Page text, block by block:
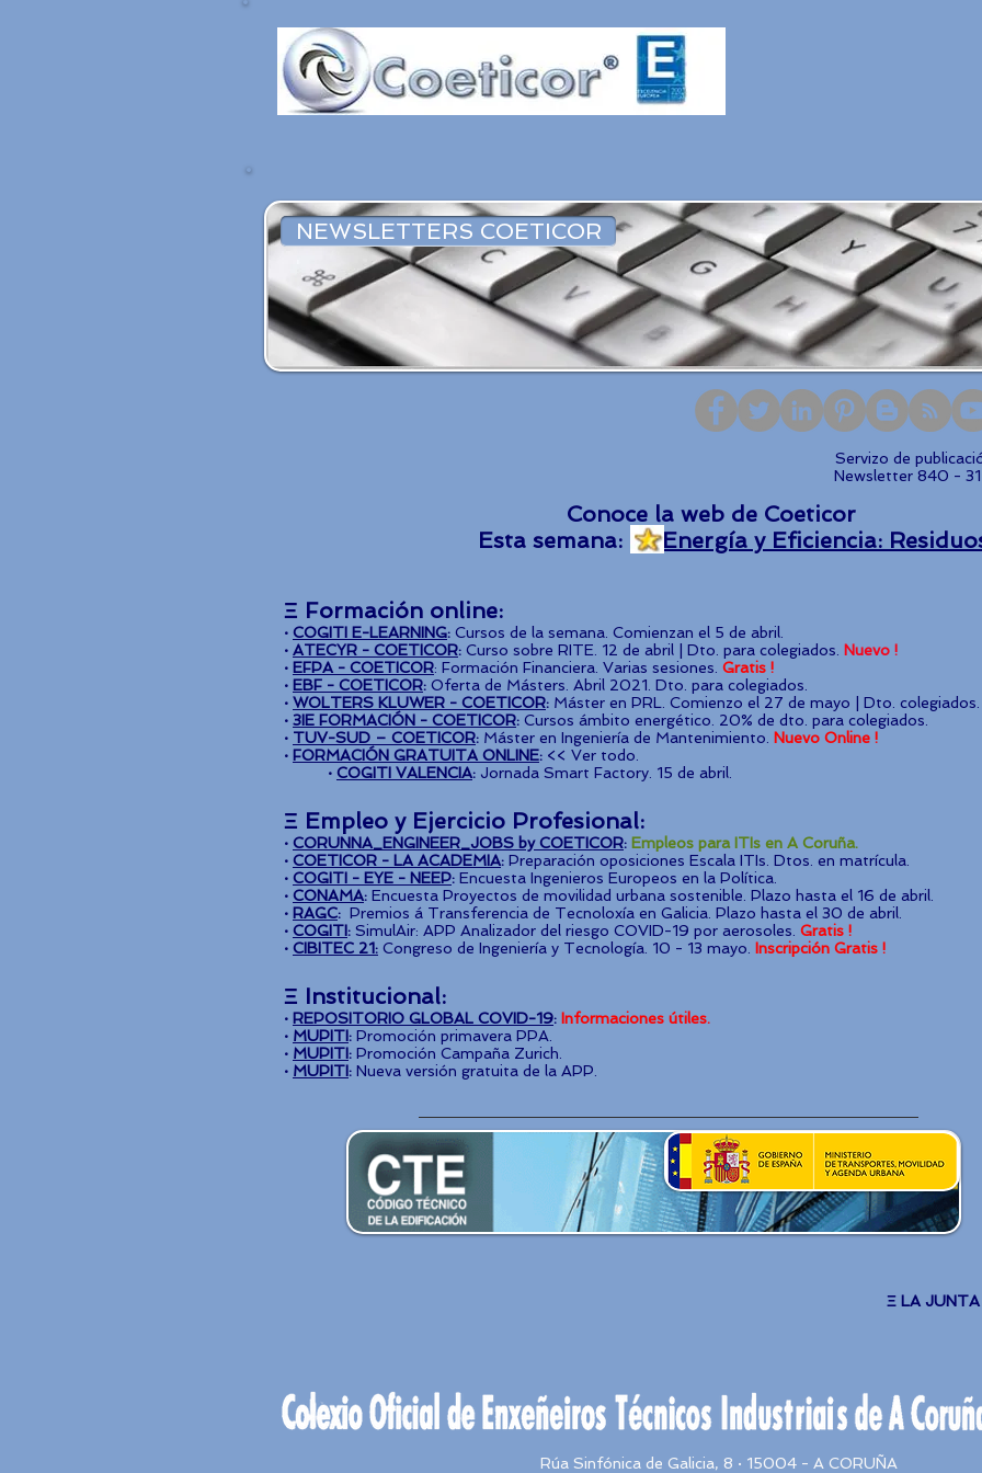
NEWSLETTERS COETICOR
Servizo de
Newsletter 840 -
Conoce la web de Coeticor
Esta semana:Energía y Eficiencia:
Ξ Formación online:
· COGITI E-LEARNING: Cursos de la semana. Comienzan el 5 de abril.
· ATECYR - COETICOR: Curso sobre RITE. 12 de abril | Dto. para colegiados. Nuevo !
· EFPA - COETICOR: Formación Financiera. Varias sesiones. Gratis !
· EBF - COETICOR: Oferta de Másters. Abril 2021. Dto. para colegiados.
· WOLTERS KLUWER - COETICOR: Máster en PRL. Comienzo el 27 de mayo | Dto. colegiados.
· 3IE FORMACIÓN - COETICOR: Cursos ámbito energético. 20% de dto. para colegiados.
· TUV-SUD – COETICOR: Máster en Ingeniería de Mantenimiento. Nuevo Online !
· FORMACIÓN GRATUITA ONLINE: << Ver todo.
· COGITI VALENCIA: Jornada Smart Factory. 15 de abril.
Ξ Empleo y Ejercicio Profesional:
· CORUNNA_ENGINEER_JOBS by COETICOR: Empleos para ITIs en A Coruña.
· COETICOR - LA ACADEMIA: Preparación oposiciones Escala ITIs. Dtos. en matrícula.
· COGITI - EYE - NEEP: Encuesta Ingenieros Europeos en la Política.
· CONAMA: Encuesta Proyectos de movilidad urbana sostenible. Plazo hasta el 16 de abril.
· RAGC: Premios á Transferencia de Tecnoloxía en Galicia. Plazo hasta el 30 de abril.
· COGITI: SimulAir: APP Analizador del riesgo COVID-19 por aerosoles. Gratis !
· CIBITEC 21: Congreso de Ingeniería y Tecnología. 10 - 13 mayo. Inscripción Gratis !
Ξ Institucional:
· REPOSITORIO GLOBAL COVID-19: Informaciones útiles.
· MUPITI: Promoción primavera PPA.
· MUPITI: Promoción Campaña Zurich.
· MUPITI: Nueva versión gratuita de la APP.
Ξ LA JUNTA
Rúa Sinfónica de Galicia, 8 · 15004 - A CORUÑA